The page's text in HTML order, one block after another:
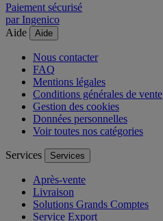
Paiement sécurisé
par Ingenico
Aide
Aide
Nous contacter
FAQ
Mentions légales
Conditions générales de vente
Gestion des cookies
Données personnelles
Voir toutes nos catégories
Services Services
Après-vente
Livraison
Solutions Grands Comptes
Service Export